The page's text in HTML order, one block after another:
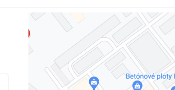
Externý obsah je blokovaný
Prajete si načítať externý